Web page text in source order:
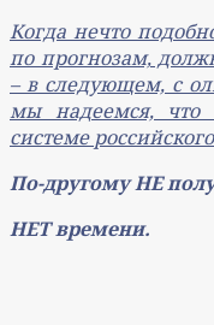
Когда нечто
по прогнозам,
– в следующем, с
мы надеемся, что
системе
По-другому НЕ
НЕТ времени.